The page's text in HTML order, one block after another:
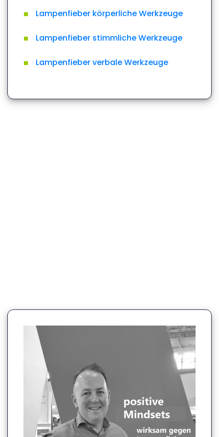
Lampenfieber körperliche Werkzeuge
Lampenfieber stimmliche Werkzeuge
Lampenfieber verbale Werkzeuge